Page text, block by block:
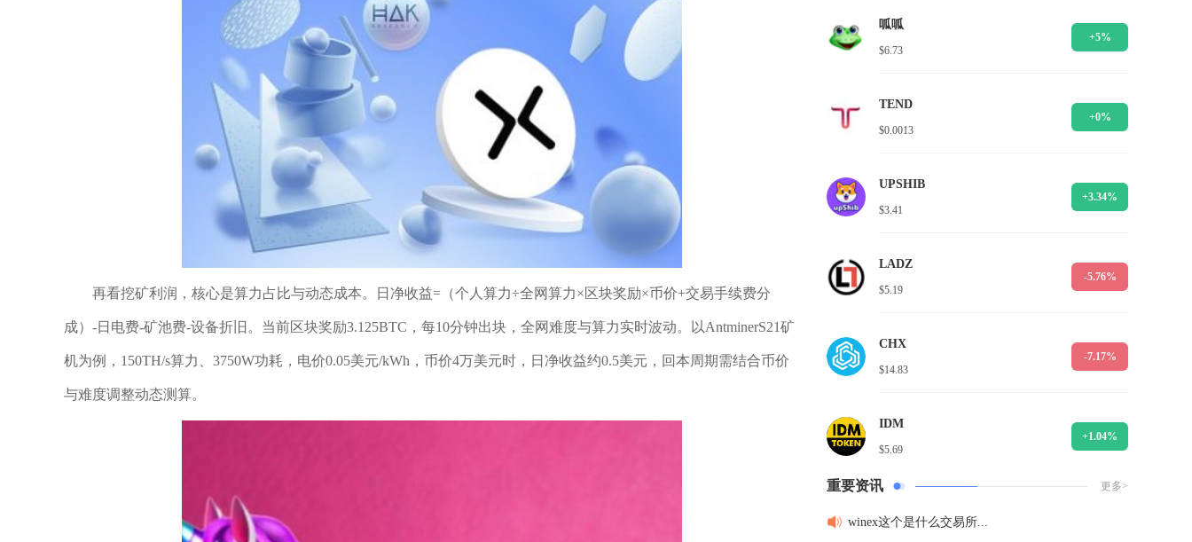
再看挖矿利润，核心是算力占比与动态成本。日净收益=（个人算力÷全网算力×区块奖励×币价+交易手续费分
成）-日电费-矿池费-设备折旧。当前区块奖励3.125BTC，每10分钟出块，全网难度与算力实时波动。以AntminerS21矿
机为例，150TH/s算力、3750W功耗，电价0.05美元/kWh，币价4万美元时，日净收益约0.5美元，回本周期需结合币价
与难度调整动态测算。
呱呱
$6.73
+5%
TEND
$0.0013
+0%
UPSHIB
$3.41
+3.34%
LADZ
$5.19
-5.76%
CHX
$14.83
-7.17%
IDM
$5.69
+1.04%
重要资讯 更多>
winex这个是什么交易所...